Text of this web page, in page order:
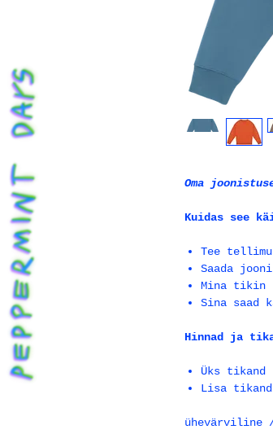
Oma
Kuidas see
Tee
Saada
Mina tikin
Sina saad
Hinnad ja
Üks tikand
Lisa
ühevärviline